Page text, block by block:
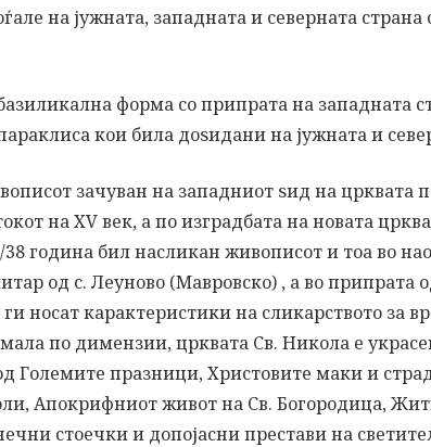
на јужната, западната и северната
форма со припрата на западната
кои била доѕидани на јужната и
зачуван на западниот ѕид на црквата
на XV век, а по изградбата на новата
38 година бил насликан живописот и тоа во
од с. Леуново (Мавровско) , а во припрата
носат карактеристики на сликарството за
по димензии, црквата Св. Никола е
Големите празници, Христовите маки и
Апокрифниот живот на Св. Богородица,
стоечки и допојасни престави на